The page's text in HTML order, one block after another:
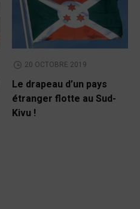
20 OCTOBRE 2019
Le drapeau d’un pays
étranger flotte au Sud-
Kivu !